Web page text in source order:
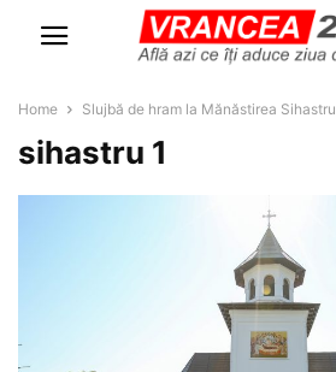
Home Slujbă de hram la Mănăstirea Sihastru
sihastru 1